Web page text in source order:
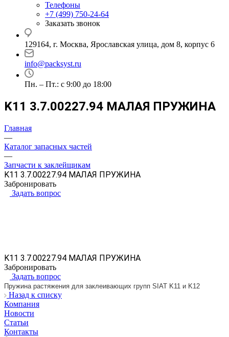
Телефоны
+7 (499) 750-24-64
Заказать звонок
129164, г. Москва, Ярославская улица, дом 8, корпус 6
info@packsyst.ru
Пн. – Пт.: с 9:00 до 18:00
K11 3.7.00227.94 МАЛАЯ ПРУЖИНА
Главная
—
Каталог запасных частей
—
Запчасти к заклейщикам
K11 3.7.00227.94 МАЛАЯ ПРУЖИНА
Забронировать
Задать вопрос
K11 3.7.00227.94 МАЛАЯ ПРУЖИНА
Забронировать
Задать вопрос
Пружина растяжения для заклеивающих групп SIAT K11 и K12
Назад к списку
Компания
Новости
Статьи
Контакты